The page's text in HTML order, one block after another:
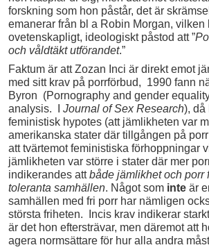
forskning som hon påstår, det är
emanerar från bl a Robin Morgan, vilken
ovetenskapligt, ideologiskt påstod att ”
och våldtäkt utförandet.”
Faktum är att Zozan Inci är direkt emot
med sitt krav på porrförbud, 1990 fann
Byron (Pornography and gender
analysis. I Journal of Sex Research), då
feministisk hypotes (att jämlikheten var
amerikanska stater där tillgången på
att tvärtemot feministiska förhoppningar
jämlikheten var större i stater där mer
indikerandes attbåde jämlikhet och porr
toleranta samhällen. Något som inte är
samhällen med fri porr har nämligen
största friheten. Incis krav indikerar
är det hon eftersträvar, men däremot att
agera normsättare för hur alla andra